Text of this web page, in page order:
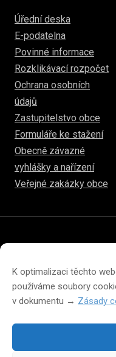
K optimalizaci těchto
používáme soubory
v dokumentu → Zásady
Úřední deska
E-podatelna
Povinné informace
Rozklikávací rozpočet
Ochrana osobních
údajů
Zastupitelstvo obce
Formuláře ke stažení
Obecně závazné
vyhlášky a nařízení
Veřejné zakázky obce
Prohlášení o přístupnosti
Zásady cookies (EU)
Změna velikosti